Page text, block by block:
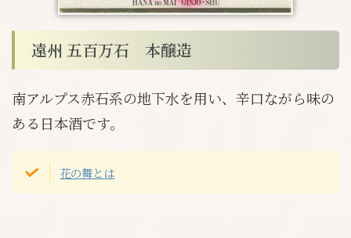
遠州 五百万石 本醸造
南アルプス赤石系の地下水を用い、辛口ながら味の
ある日本酒です。
花の舞とは